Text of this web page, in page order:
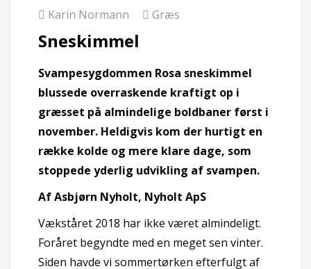
Karin Normann Græs
Sneskimmel
Svampesygdommen Rosa sneskimmel
blussede overraskende kraftigt op i
græsset på almindelige boldbaner først i
november. Heldigvis kom der hurtigt en
række kolde og mere klare dage, som
stoppede yderlig udvikling af svampen.
Af Asbjørn Nyholt, Nyholt ApS
Vækståret 2018 har ikke været almindeligt.
Foråret begyndte med en meget sen vinter.
Siden havde vi sommertørken efterfulgt af